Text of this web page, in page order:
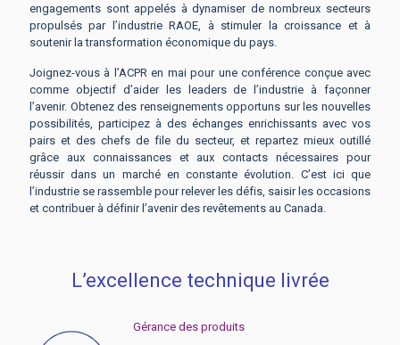
engagements sont appelés à dynamiser de nombreux secteurs
propulsés par l’industrie RAOE, à stimuler la croissance et à
soutenir la transformation économique du pays.
Joignez-vous à l’ACPR en mai pour une conférence conçue avec
comme objectif d’aider les leaders de l’industrie à façonner
l’avenir. Obtenez des renseignements opportuns sur les nouvelles
possibilités, participez à des échanges enrichissants avec vos
pairs et des chefs de file du secteur, et repartez mieux outillé
grâce aux connaissances et aux contacts nécessaires pour
réussir dans un marché en constante évolution. C’est ici que
l’industrie se rassemble pour relever les défis, saisir les occasions
et contribuer à définir l’avenir des revêtements au Canada.
L’excellence technique livrée
Gérance des produits